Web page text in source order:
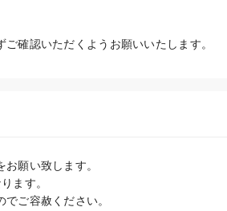
確認いただくようお願いいたします。
お願い致します。
ます。
でご容赦ください。